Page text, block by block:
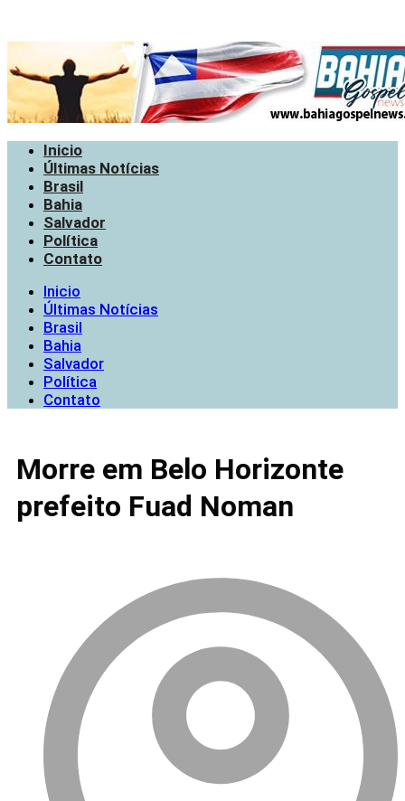
Inicio
Últimas Notícias
Brasil
Bahia
Salvador
Política
Contato
Inicio
Últimas Notícias
Brasil
Bahia
Salvador
Política
Contato
Morre em Belo Horizonte
prefeito Fuad Noman